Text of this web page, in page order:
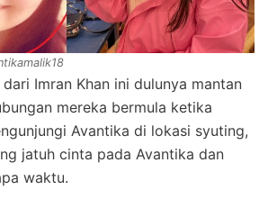
Imran Khan ini dulunya mantan
mereka bermula ketika
Avantika di lokasi syuting,
jatuh cinta pada Avantika dan
waktu.